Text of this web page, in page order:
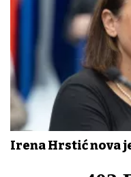
Irena Hrstić nova